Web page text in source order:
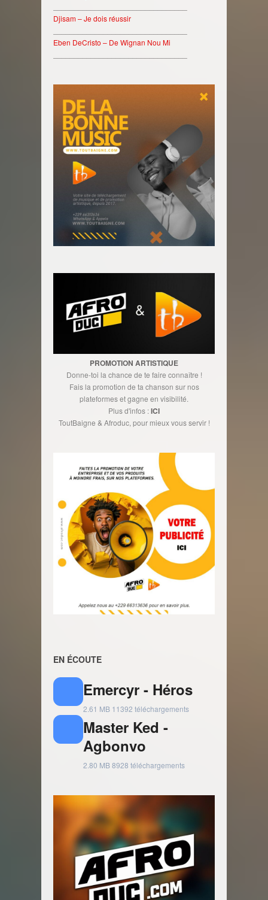
Djisam – Je dois réussir
Eben DeCristo – De Wignan Nou Mi
PROMOTION ARTISTIQUE
Donne-toi la chance de te faire connaître !
Fais la promotion de ta chanson sur nos
plateformes et gagne en visibilité.
Plus d'infos :ICI
ToutBaigne & Afroduc, pour mieux vous servir !
EN ÉCOUTE
Emercyr - Héros
2.61 MB 11392 téléchargements
Master Ked -
Agbonvo
2.80 MB8928 téléchargements